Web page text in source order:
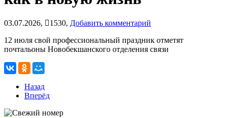
03.07.2026, 1530, Добавить комментарий
12 июля свой профессиональный праздник отметят
почтальоны Новобекшанского отделения связи
Назад
Вперёд